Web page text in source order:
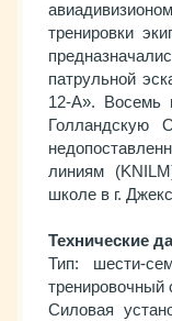
тренировки
патрульной
12-А». Восемь
Голландскую
линиям
школе в г.
Технические
Тип: шести-
тренировочный
Силовая